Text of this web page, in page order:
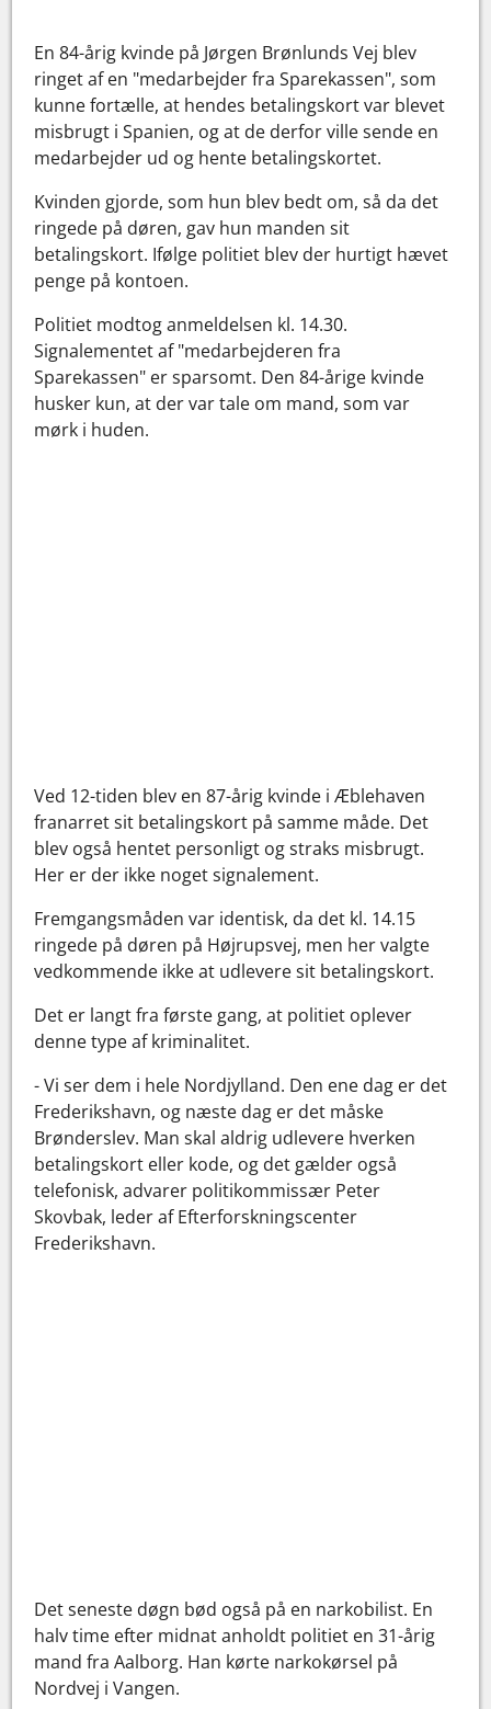
En 84-årig kvinde på Jørgen Brønlunds Vej blev
ringet af en "medarbejder fra Sparekassen", som
kunne fortælle, at hendes betalingskort var blevet
misbrugt i Spanien, og at de derfor ville sende en
medarbejder ud og hente betalingskortet.
Kvinden gjorde, som hun blev bedt om, så da det
ringede på døren, gav hun manden sit
betalingskort. Ifølge politiet blev der hurtigt hævet
penge på kontoen.
Politiet modtog anmeldelsen kl. 14.30.
Signalementet af "medarbejderen fra
Sparekassen" er sparsomt. Den 84-årige kvinde
husker kun, at der var tale om mand, som var
mørk i huden.
Ved 12-tiden blev en 87-årig kvinde i Æblehaven
franarret sit betalingskort på samme måde. Det
blev også hentet personligt og straks misbrugt.
Her er der ikke noget signalement.
Fremgangsmåden var identisk, da det kl. 14.15
ringede på døren på Højrupsvej, men her valgte
vedkommende ikke at udlevere sit betalingskort.
Det er langt fra første gang, at politiet oplever
denne type af kriminalitet.
- Vi ser dem i hele Nordjylland. Den ene dag er det
Frederikshavn, og næste dag er det måske
Brønderslev. Man skal aldrig udlevere hverken
betalingskort eller kode, og det gælder også
telefonisk, advarer politikommissær Peter
Skovbak, leder af Efterforskningscenter
Frederikshavn.
Det seneste døgn bød også på en narkobilist. En
halv time efter midnat anholdt politiet en 31-årig
mand fra Aalborg. Han kørte narkokørsel på
Nordvej i Vangen.